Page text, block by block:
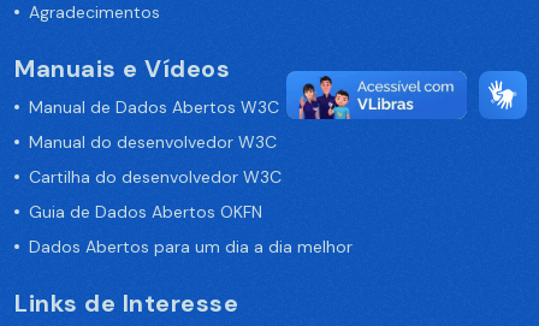
Agradecimentos
Manuais e Vídeos
Manual de Dados Abertos W3C
Manual do desenvolvedor W3C
Cartilha do desenvolvedor W3C
Guia de Dados Abertos OKFN
Dados Abertos para um dia a dia melhor
Links de Interesse